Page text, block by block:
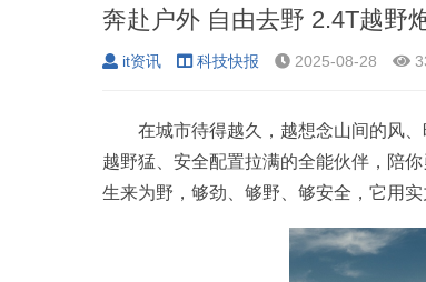
› › ›
奔赴户外 自由去野 2.4T越野
it资讯 科技快报 2025-08-28
在城市待得越久，越想念山间的风
越野猛、安全配置拉满的全能伙伴，陪
生来为野，够劲、够野、够安全，它用